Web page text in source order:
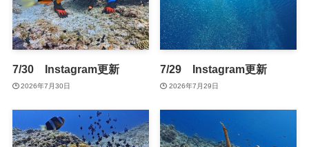
7/30 Instagram更新
2026年7月30日
7/29 Instagram更新
2026年7月29日